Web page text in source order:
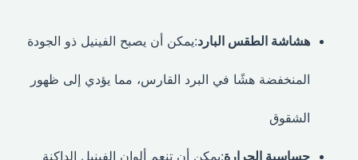
هشاشة الطقس البارد:يمكن أن يصبح الفينيل ذو الجودة
المنخفضة هشًا في البرد القارس، مما يؤدي إلى ظهور
الشقوق
حساسية الحرارة:يمكن أن تنعم ألوان الفينيل الداكنة